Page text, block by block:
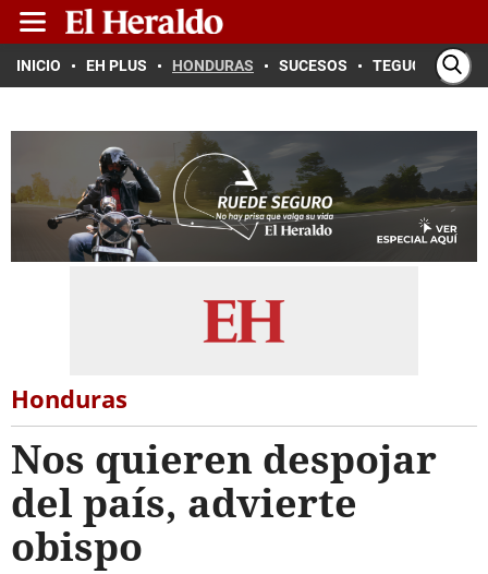
INICIO EH PLUS HONDURAS SUCESOS TEGUCIGALPA
Honduras
Nos quieren despojar
del país, advierte
obispo